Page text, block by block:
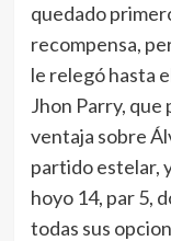
quedado
recompensa,
le relegó hasta
Jhon Parry, que
ventaja sobre
partido estelar,
hoyo 14, par 5,
todas sus